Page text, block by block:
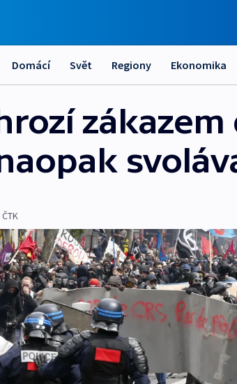
Domácí Svět Regiony Ekonomika